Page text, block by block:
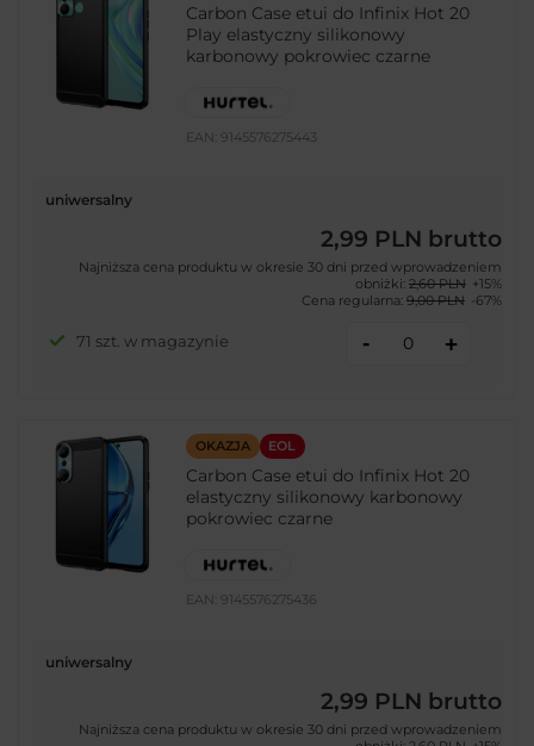
Carbon Case etui do Infinix Hot 20
Play elastyczny silikonowy
karbonowy pokrowiec czarne
EAN: 9145576275443
uniwersalny
2,99 PLN brutto
Najniższa cena produktu w okresie 30 dni przed wprowadzeniem
obniżki: 2,60 PLN +15%
Cena regularna: 9,00 PLN -67%
71 szt. w magazynie - +
OKAZJA EOL
Carbon Case etui do Infinix Hot 20
elastyczny silikonowy karbonowy
pokrowiec czarne
EAN: 9145576275436
uniwersalny
2,99 PLN brutto
Najniższa cena produktu w okresie 30 dni przed wprowadzeniem